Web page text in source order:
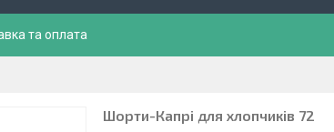
та оплата
Шорти-Капрі для хлопчиків 72